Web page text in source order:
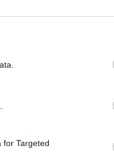
for Targeted
οι
παραλίες